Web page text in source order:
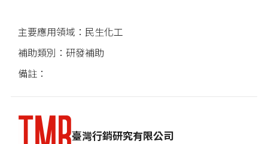
民生化工
研發補助
臺灣行銷研究有限公司